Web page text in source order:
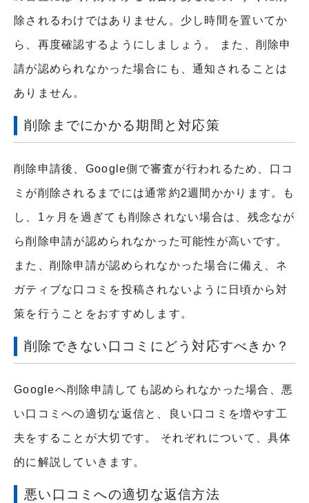
除されるわけではありません。少し時間を置いてか
ら、再度確認するようにしましょう。 また、削除申
請が認められなかった場合にも、通知されることは
ありません。
削除までにかかる期間と対応策
削除申請後、Google側で審査が行われるため、口コ
ミが削除されるまでには通常約2週間かかります。も
し、1ヶ月を過ぎても削除されない場合は、残念なが
ら削除申請が認められなかった可能性が高いです。
また、削除申請が認められなかった場合に備え、ネ
ガティブな口コミを投稿されないように日頃から対
策を行うことをおすすめします。
削除できない口コミにどう対応すべきか？
Googleへ削除申請しても認められなかった場合、悪
い口コミへの適切な返信と、良い口コミを増やす工
夫をすることが大切です。 それぞれについて、具体
的に解説していきます。
悪い口コミへの適切な返信方法